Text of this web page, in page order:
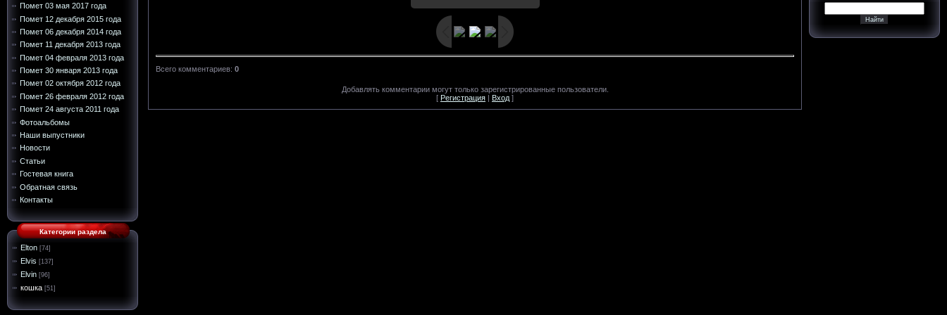
Помет 03 мая 2017 года
Помет 12 декабря 2015 года
Помет 06 декабря 2014 года
Помет 11 декабря 2013 года
Помет 04 февраля 2013 года
Помет 30 января 2013 года
Помет 02 октября 2012 года
Помет 26 февраля 2012 года
Помет 24 августа 2011 года
Фотоальбомы
Наши выпустники
Новости
Статьи
Гостевая книга
Обратная связь
Контакты
Категории раздела
Elton [74]
Elvis [137]
Elvin [96]
кошка [51]
Всего комментариев: 0
Добавлять комментарии могут только зарегистрированные пользователи.
[ Регистрация Вход]